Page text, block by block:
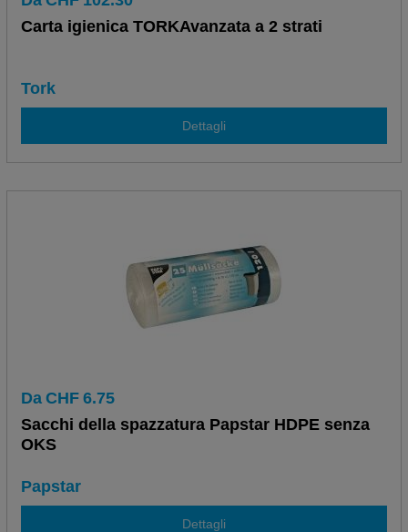
Carta igienica TORKAvanzata a 2 strati
Tork
Dettagli
Da CHF 6.75
Sacchi della spazzatura Papstar HDPE senza
OKS
Papstar
Dettagli